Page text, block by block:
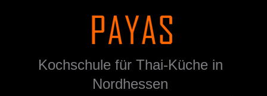
Kochschule für Thai-Küche in
Nordhessen